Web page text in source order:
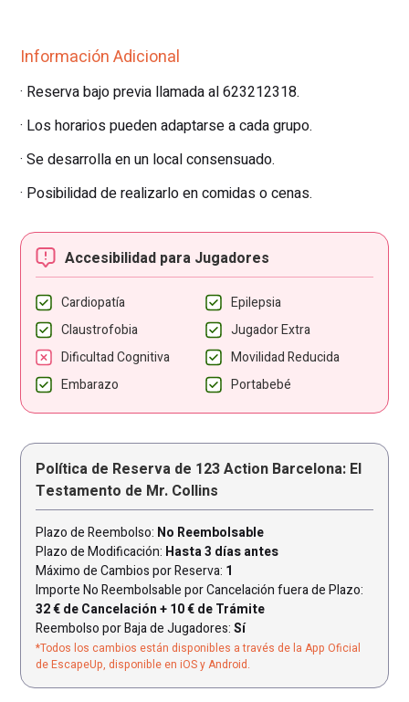
Información Adicional
· Reserva bajo previa llamada al 623212318.
· Los horarios pueden adaptarse a cada grupo.
· Se desarrolla en un local consensuado.
· Posibilidad de realizarlo en comidas o cenas.
Accesibilidad para Jugadores
Cardiopatía
Epilepsia
Claustrofobia
Jugador Extra
Dificultad Cognitiva
Movilidad Reducida
Embarazo
Portabebé
Política de Reserva de 123 Action Barcelona: El
Testamento de Mr. Collins
Plazo de Reembolso: No Reembolsable
Plazo de Modificación: Hasta 3 días antes
Máximo de Cambios por Reserva: 1
Importe No Reembolsable por Cancelación fuera de Plazo:
32 € de Cancelación + 10 € de Trámite
Reembolso por Baja de Jugadores: Sí
*Todos los cambios están disponibles a través de la App Oficial
de EscapeUp, disponible en iOS y Android.